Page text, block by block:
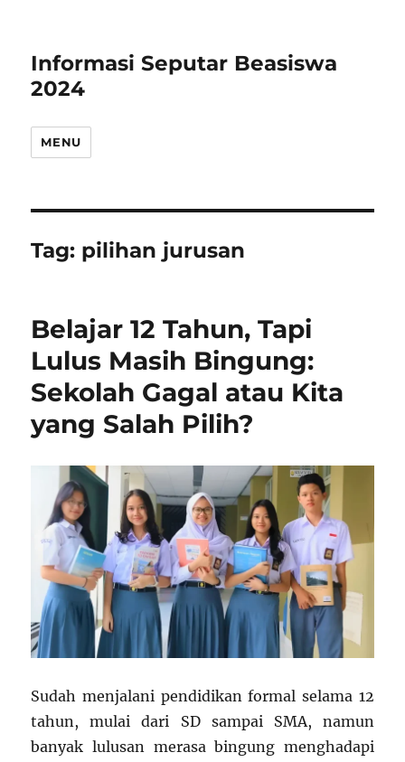
Informasi Seputar Beasiswa
2024
MENU
Tag: pilihan jurusan
Belajar 12 Tahun, Tapi
Lulus Masih Bingung:
Sekolah Gagal atau Kita
yang Salah Pilih?
Sudah menjalani pendidikan formal selama 12
tahun, mulai dari SD sampai SMA, namun
banyak lulusan merasa bingung menghadapi